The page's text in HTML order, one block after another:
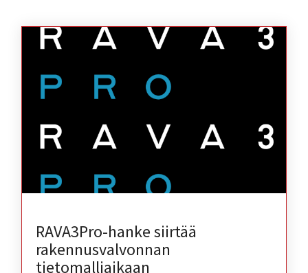
RAVA3Pro-hanke siirtää
rakennusvalvonnan
tietomalliaikaan